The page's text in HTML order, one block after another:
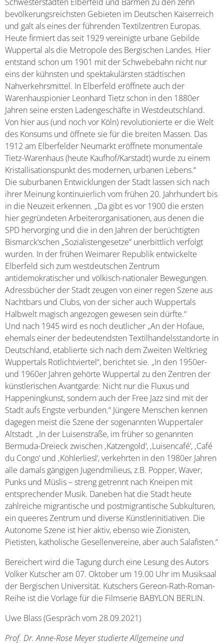
bevölkerungsreichsten Gebieten im Deutschen Kaiserreich
und galt als eines der führenden Textilzentren Europas.
Heute firmiert das seit 1929 vereinigte urbane Gebilde
Wuppertal als die Metropole des Bergischen Landes. Hier
entstand schon um 1901 mit der Schwebebahn nicht nur
eins der kühnsten und spektakulärsten städtischen
Nahverkehrsmittel. In Elberfeld eröffnete auch der
Warenhauspionier Leonhard Tietz schon in den 1880er
Jahren seine ersten Ladengeschäfte in Westdeutschland.
Von hier aus (und noch vor Köln) revolutionierte er die Welt
des Konsums und öffnete sie für die breiten Massen. Das
1912 am Elberfelder Neumarkt eröffnete monumentale
Tietz-Warenhaus (heute Kaufhof/Karstadt) wurde zu einem
Kristallisationspunkt des modernen, urbanen Lebens.“
Die suburbanen Entwicklungen der Stadt lassen sich nach
ihrer Meinung kontinuierlich vom frühen 20. Jahrhundert bis
in die Neuzeit erkennen. „Da gibt es vor 1900 die ersten
hier gegründeten Arbeiterorganisationen, aus denen die
SPD hervorging und die in den Jahren der berüchtigten
Bismarck‘schen „Sozialistengesetze“ unerbittlich verfolgt
wurden. In der frühen Weimarer Republik entwickelte
Elberfeld sich zum westdeutschen Zentrum
antidemokratischer und völkisch-nationaler Bewegungen.
Adressbücher der Stadt zeugen von einer regen Szene aus
Nachtbars und Clubs, von der sicher auch Wuppertals
Halbwelt magisch angezogen gewesen sein dürfte.“
Und nach 1945 wird es noch deutlicher „An der Hofaue,
ehemals einer der bedeutendsten Textilhandelsstandorte in
Deutschland, etablierte sich nach dem Zweiten Weltkrieg
Wuppertals Rotlichtviertel“, berichtet sie. „In den 1950er-
und 1960er Jahren gehörte Wuppertal zu den Zentren der
künstlerischen Avantgarde: Nicht nur die Fluxus und
Happeningkunst, sondern auch der Free Jazz sind mit der
Stadt aufs Engste verbunden.“ Jüngere Menschen kennen
dagegen meist die Szene der sogenannten Wuppertaler
Altstadt. „In der Luisenstraße, im früher so genannten
Bermuda-Dreieck zwischen ‚Katzengold‘, ‚Luisencafé‘, ‚Café
du Congo‘ und ‚Köhlerliesl‘, verkehrten in den 1980er Jahren
alle damals gängigen Jugendmilieus, z.B. Popper, Waver,
Punks und Müslis – streng getrennt nach Kneipen mit
entsprechender Musik. Daneben hat die Stadt heute
zahlreiche migrantische und postmigrantische Subkulturen,
ein queeres Zentrum und diverse Künstlerinitiativen. Die
Autonome Szene ist hier aktiv, ebenso wie Zionisten,
Pietisten, katholische Gesellenvereine, aber auch Salafisten.“
Bereichert wird die Tagung durch eine Lesung des Autors
Volker Kutscher am 07. Oktober um 19.00 Uhr im Musiksaal
der Bergischen Universität. Kutschers Gereon-Rath-Roman-
Reihe ist die Vorlage für die Filmserie BABYLON BERLIN.
Uwe Blass (Gespräch vom 28.09.2021)
Prof. Dr. Anne-Rose Meyer studierte Allgemeine und